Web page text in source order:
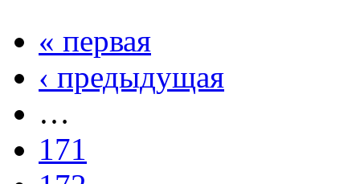
« первая
‹ предыдущая
…
171